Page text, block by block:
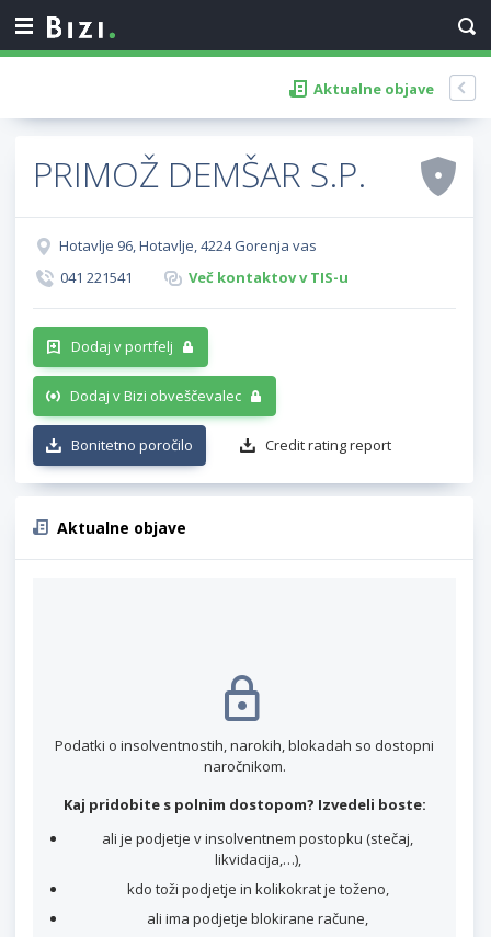
Aktualne objave
PRIMOŽ DEMŠAR S.P.
Hotavlje 96, Hotavlje, 4224 Gorenja vas
041 221541
Več kontaktov v TIS-u
Dodaj v portfelj
Dodaj v Bizi obveščevalec
Bonitetno poročilo Credit rating report
Aktualne objave
Podatki o insolventnostih, narokih, blokadah so dostopni
naročnikom.
Kaj pridobite s polnim dostopom? Izvedeli boste:
ali je podjetje v insolventnem postopku (stečaj,
likvidacija,…),
kdo toži podjetje in kolikokrat je toženo,
ali ima podjetje blokirane račune,